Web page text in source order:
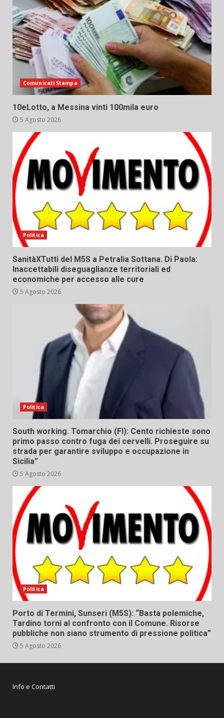
Comunicati Stampa
10eLotto, a Messina vinti 100mila euro
5 Agosto 2026
Politica
SanitàXTutti del M5S a Petralia Sottana. Di Paola:
Inaccettabili diseguaglianze territoriali ed
economiche per accesso alle cure
5 Agosto 2026
Politica
South working. Tomarchio (FI): Cento richieste sono
primo passo contro fuga dei cervelli. Proseguire su
strada per garantire sviluppo e occupazione in
Sicilia”
5 Agosto 2026
Politica
Porto di Termini, Sunseri (M5S): “Basta polemiche,
Tardino torni al confronto con il Comune. Risorse
pubbliche non siano strumento di pressione politica”
5 Agosto 2026
Info e Contatti